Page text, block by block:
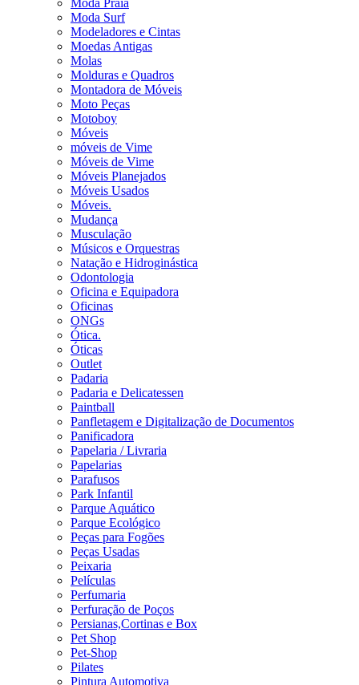
Moda Praia
Moda Surf
Modeladores e Cintas
Moedas Antigas
Molas
Molduras e Quadros
Montadora de Móveis
Moto Peças
Motoboy
Móveis
móveis de Vime
Móveis de Vime
Móveis Planejados
Móveis Usados
Móveis.
Mudança
Musculação
Músicos e Orquestras
Natação e Hidroginástica
Odontologia
Oficina e Equipadora
Oficinas
ONGs
Ótica.
Óticas
Outlet
Padaria
Padaria e Delicatessen
Paintball
Panfletagem e Digitalização de Documentos
Panificadora
Papelaria / Livraria
Papelarias
Parafusos
Park Infantil
Parque Aquático
Parque Ecológico
Peças para Fogões
Peças Usadas
Peixaria
Películas
Perfumaria
Perfuração de Poços
Persianas,Cortinas e Box
Pet Shop
Pet-Shop
Pilates
Pintura Automotiva